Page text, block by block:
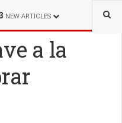
NEW ARTICLES
a la